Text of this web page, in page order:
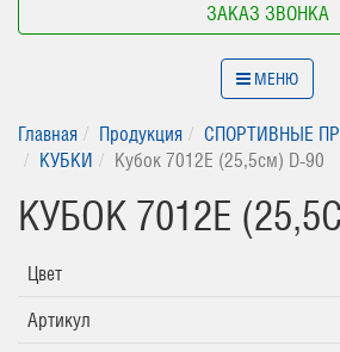
ЗАКАЗ ЗВОНКА
МЕНЮ
Главная Продукция
СПОРТИВНЫЕ
КУБКИ
Кубок 7012E (25,5см) D-90
КУБОК 7012E
Цвет
Артикул